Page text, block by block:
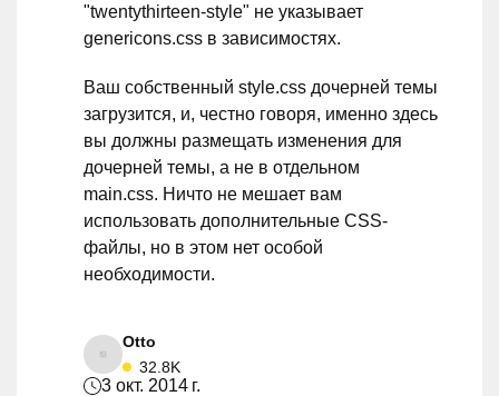
"twentythirteen-style" не указывает
genericons.css в зависимостях.
Ваш собственный style.css дочерней темы
загрузится, и, честно говоря, именно здесь
вы должны размещать изменения для
дочерней темы, а не в отдельном
main.css. Ничто не мешает вам
использовать дополнительные CSS-
файлы, но в этом нет особой
необходимости.
Otto
32.8K
3 окт. 2014 г.